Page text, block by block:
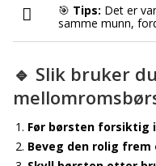
🎯 Tips: Det er
samme munn,
🔹 Slik bruker
Før børsten forsiktig
Beveg den rolig frem